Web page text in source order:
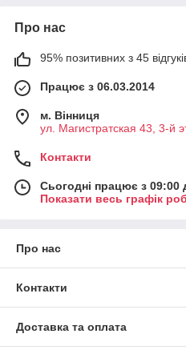
Про нас
95% позитивних з 45
Працює з 06.03.2014
м. Вінниця
ул. Магистратская 43, 3-й
Контакти
Сьогодні працює з 09:00
Показати весь графік
Про нас
Контакти
Доставка та оплата